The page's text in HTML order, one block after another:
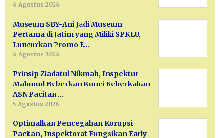
6 Agustus 2026
Museum SBY-Ani Jadi Museum
Pertama di Jatim yang Miliki SPKLU,
Luncurkan Promo E…
6 Agustus 2026
Prinsip Ziadatul Nikmah, Inspektur
Mahmud Beberkan Kunci Keberkahan
ASN Pacitan …
5 Agustus 2026
Optimalkan Pencegahan Korupsi
Pacitan, Inspektorat Fungsikan Early